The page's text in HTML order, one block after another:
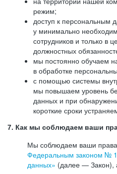
режим;
доступ к персональным
у минимально
сотрудников и только в
должностных
мы постоянно обучаем
в обработке
с помощью системы
мы повышаем уровень
данных и при
короткие сроки
7. Как мы соблюдаем ваши
Мы соблюдаем ваши
Федеральным законом №
данных» (далее — Закон),